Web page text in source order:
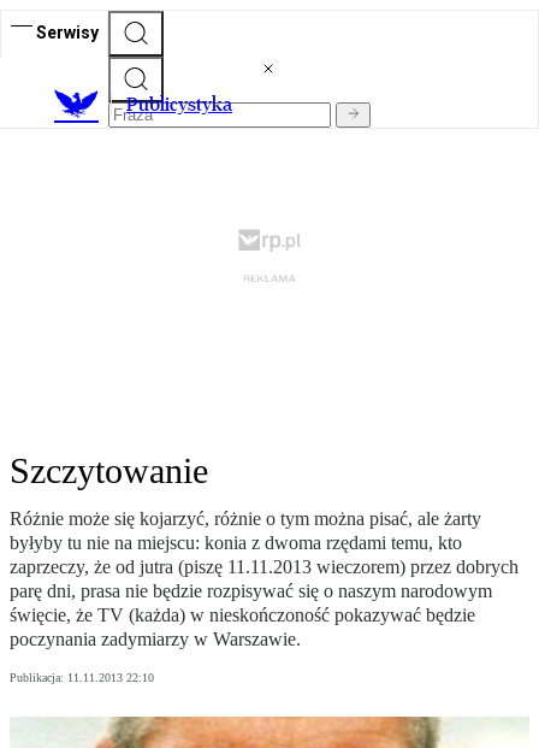
Serwisy
Publicystyka
Szczytowanie
Różnie może się kojarzyć, różnie o tym można pisać, ale żarty
byłyby tu nie na miejscu: konia z dwoma rzędami temu, kto
zaprzeczy, że od jutra (piszę 11.11.2013 wieczorem) przez dobrych
parę dni, prasa nie będzie rozpisywać się o naszym narodowym
święcie, że TV (każda) w nieskończoność pokazywać będzie
poczynania zadymiarzy w Warszawie.
Publikacja: 11.11.2013 22:10